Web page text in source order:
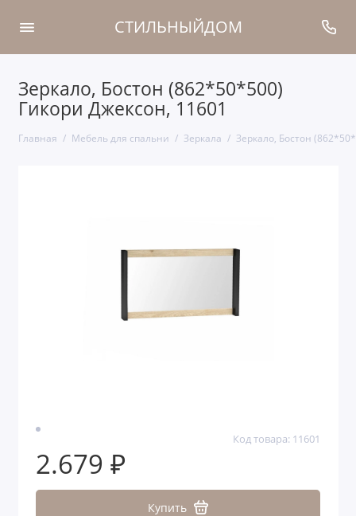
СТИЛЬНЫЙДОМ
Зеркало, Бостон (862*50*500)
Гикори Джексон, 11601
Главная Мебель для спальни Зеркала Зеркало, Бостон
Код товара: 11601
2.679 ₽
Купить